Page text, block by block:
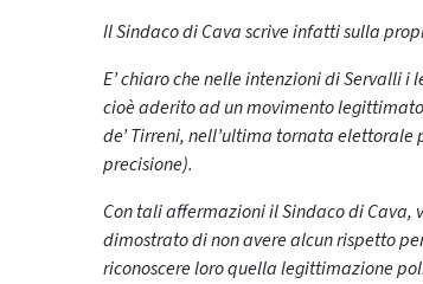
Il Sindaco di Cava scrive infatti sulla
E’ chiaro che nelle intenzioni di Servalli
cioè aderito ad un movimento
de’ Tirreni, nell’ultima tornata elettorale
precisione).
Con tali affermazioni il Sindaco di
dimostrato di non avere alcun rispetto
riconoscere loro quella legittimazione